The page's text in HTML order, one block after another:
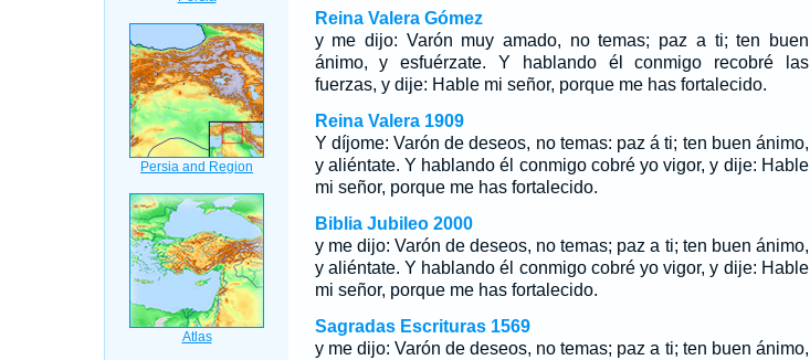
Reina Valera Gómez
y me dijo: Varón muy amado, no temas; paz a ti; ten buen
ánimo, y esfuérzate. Y hablando él conmigo recobré las
fuerzas, y dije: Hable mi señor, porque me has fortalecido.
Reina Valera 1909
Y díjome: Varón de deseos, no temas: paz á ti; ten buen ánimo,
y aliéntate. Y hablando él conmigo cobré yo vigor, y dije: Hable
mi señor, porque me has fortalecido.
Biblia Jubileo 2000
y me dijo: Varón de deseos, no temas; paz a ti; ten buen ánimo,
y aliéntate. Y hablando él conmigo cobré yo vigor, y dije: Hable
mi señor, porque me has fortalecido.
Sagradas Escrituras 1569
y me dijo: Varón de deseos, no temas; paz a ti; ten buen ánimo,